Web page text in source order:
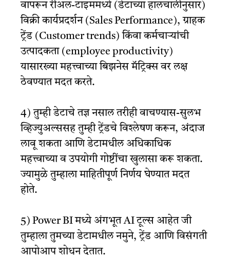
वापरून रीअल-टाइममध्ये (डेटाच्या हालचालीनुसार)
विक्री कार्यप्रदर्शन (Sales Performance), ग्राहक
ट्रेंड (Customer trends) किंवा कर्मचाऱ्यांची
उत्पादकता (employee productivity)
यासारख्या महत्त्वाच्या बिझनेस मॅट्रिक्स वर लक्ष
ठेवण्यात मदत करते.
4) तुम्ही डेटाचे तज्ञ नसाल तरीही वाचण्यास-सुलभ
व्हिज्युअल्ससह तुम्ही ट्रेंडचे विश्लेषण करून, अंदाज
लावू शकता आणि डेटामधील अधिकाधिक
महत्त्वाच्या व उपयोगी गोष्टींचा खुलासा करू शकता.
ज्यामुळे तुम्हाला माहितीपूर्ण निर्णय घेण्यात मदत
होते.
5) Power BI मध्ये अंगभूत AI टूल्स आहेत जी
तुम्हाला तुमच्या डेटामधील नमुने, ट्रेंड आणि विसंगती
आपोआप शोधून देतात.